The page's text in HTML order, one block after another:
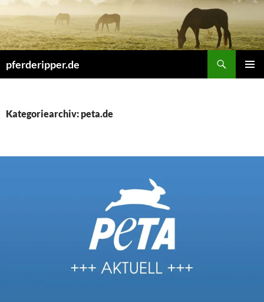
Inhalt
springen
pferderipper.de
Kategoriearchiv: peta.de